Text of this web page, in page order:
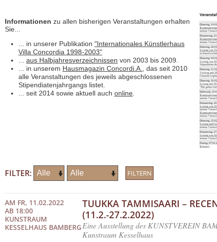
Informationen zu allen bisherigen Veranstaltungen erhalten
Sie...
... in unserer Publikation "Internationales Künstlerhaus
Villa Concordia 1998-2003"
aus Halbjahresverzeichnissen von 2003 bis 2009.
... in unserem Hausmagazin Concordi.A.
, das seit 2010
alle Veranstaltungen des jeweils abgeschlossenen
Stipendiatenjahrgangs listet.
... seit 2014 sowie aktuell auch online
FILTER:
AM FR, 11.02.2022
AB 18:00
KUNSTRAUM
KESSELHAUS BAMBERG
TUUKKA TAMMISAARI –
(11.2.-27.2.2022)
Eine Ausstellung des KUNSTVEREIN
Kunstraum Kesselhaus